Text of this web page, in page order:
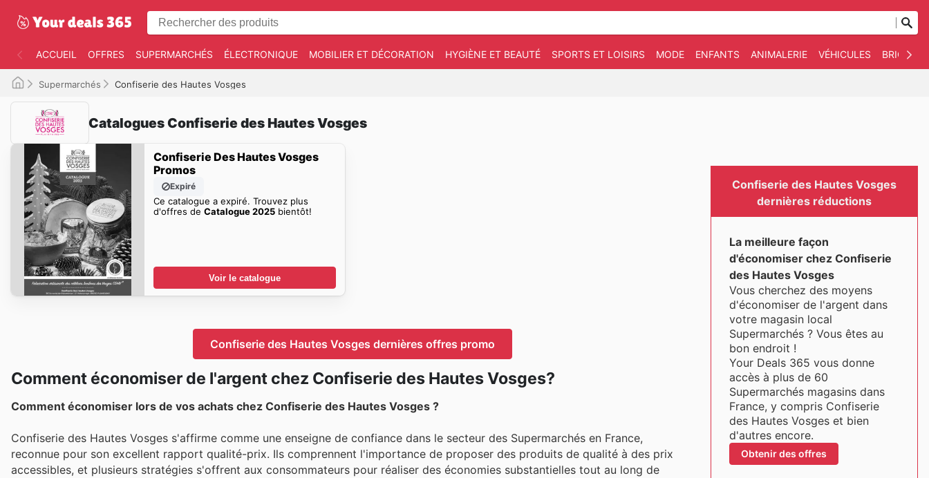
ACCUEIL OFFRES SUPERMARCHÉS ÉLECTRONIQUE MOBILIER ET DÉCORATION HYGIÈNE ET BEAUTÉ SPORTS ET LOISIRS MODE ENFANTS ANIMALERIE VÉHICULES
Supermarchés Confiserie des Hautes Vosges
Catalogues Confiserie des Hautes Vosges
Confiserie Des Hautes Vosges
Promos
Expiré
Ce catalogue a expiré. Trouvez plus
d'offres de Catalogue 2025bientôt!
Voir le catalogue
Confiserie des Hautes Vosges dernières offres promo
Comment économiser de l'argent chez Confiserie des Hautes Vosges?
Comment économiser lors de vos achats chez Confiserie des Hautes Vosges ?
Confiserie des Hautes Vosges s'affirme comme une enseigne de confiance dans le secteur des Supermarchés en France,
reconnue pour son excellent rapport qualité-prix. Ils comprennent l'importance de proposer des produits de qualité à des prix
accessibles, et plusieurs stratégies s'offrent aux consommateurs pour réaliser des économies substantielles tout au long de
Confiserie des Hautes Vosges
dernières réductions
La meilleure façon
d'économiser chez Confiserie
des Hautes Vosges
Vous cherchez des moyens
d'économiser de l'argent dans
votre magasin local
Supermarchés ? Vous êtes au
bon endroit !
Your Deals 365 vous donne
accès à plus de 60
Supermarchés magasins dans
France, y compris Confiserie
des Hautes Vosges et bien
d'autres encore.
Obtenir des offres